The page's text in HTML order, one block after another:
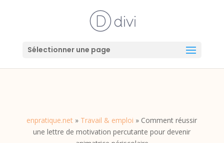
Sélectionner une page
enpratique.net » Travail & emploi » Comment réussir
une lettre de motivation percutante pour devenir